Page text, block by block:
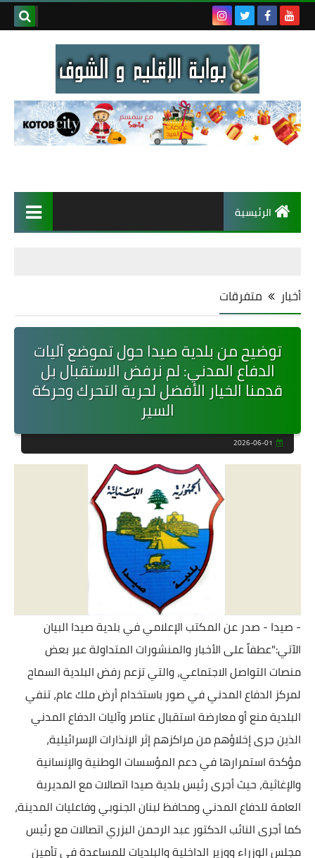
الرئيسية
متفرقات أخبار
توضيح من بلدية صيدا حول تموضع آليات
الدفاع المدني: لم نرفض الاستقبال بل
قدمنا الخيار الأفضل لحرية التحرك وحركة
السير
2026-06-01
- صيدا - صدر عن المكتب الإعلامي في بلدية صيدا البيان
الآتي:"عطفاً على الأخبار والمنشورات المتداولة عبر بعض
منصات التواصل الاجتماعي، والتي تزعم رفض البلدية السماح
لمركز الدفاع المدني في صور باستخدام أرض ملك عام، تنفي
البلدية منع أو معارضة استقبال عناصر وآليات الدفاع المدني
الذين جرى إخلاؤهم من مراكزهم إثر الإنذارات الإسرائيلية،
مؤكدة استمرارها في دعم المؤسسات الوطنية والإنسانية
والإغاثية، حيث أجرى رئيس بلدية صيدا اتصالات مع المديرية
العامة للدفاع المدني ومحافظ لبنان الجنوبي وفاعليات المدينة،
كما أجرى النائب الدكتور عبد الرحمن البزري اتصالات مع رئيس
مجلس الوزراء ووزير الداخلية والبلديات للمساعدة في تأمين